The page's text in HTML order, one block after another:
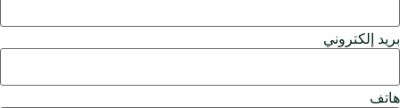
بريد إلكتروني
هاتف